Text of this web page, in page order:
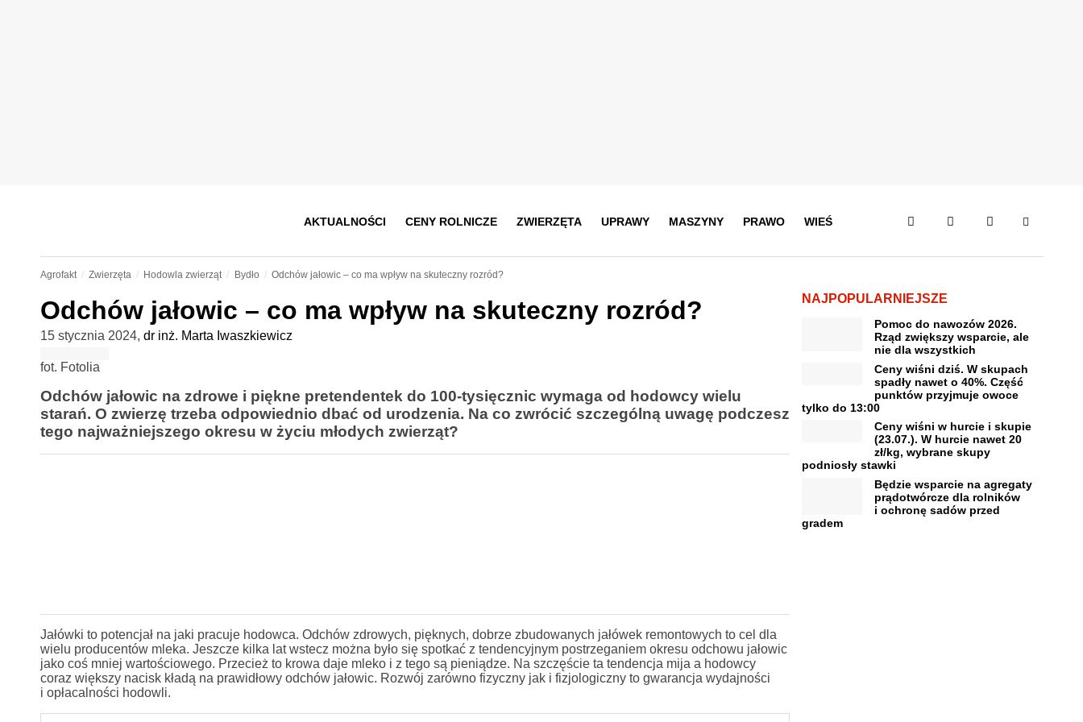
AKTUALNOŚCI CENY ROLNICZE ZWIERZĘTA UPRAWY MASZYNY PRAWO WIEŚ
Agrofakt Zwierzęta Hodowla zwierząt Bydło Odchów jałowic – co ma wpływ na skuteczny rozród?
Odchów jałowic – co ma wpływ na skuteczny rozród?
15 stycznia 2024, dr inż. Marta Iwaszkiewicz
fot. Fotolia
Odchów jałowic na zdrowe i piękne pretendentek do 100-tysięcznic wymaga od hodowcy wielu
starań. O zwierzę trzeba odpowiednio dbać od urodzenia. Na co zwrócić szczególną uwagę podczesz
tego najważniejszego okresu w życiu młodych zwierząt?
Jałówki to potencjał na jaki pracuje hodowca. Odchów zdrowych, pięknych, dobrze zbudowanych jałówek remontowych to cel dla
wielu producentów mleka. Jeszcze kilka lat wstecz można było się spotkać z tendencyjnym postrzeganiem okresu odchowu jałowic
jako coś mniej wartościowego. Przecież to krowa daje mleko i z tego są pieniądze. Na szczęście ta tendencja mija a hodowcy
coraz większy nacisk kładą na prawidłowy odchów jałowic. Rozwój zarówno fizyczny jak i fizjologiczny to gwarancja wydajności
i opłacalności hodowli.
NAJPOPULARNIEJSZE
Pomoc do nawozów 2026.
Rząd zwiększy wsparcie, ale
nie dla wszystkich
Ceny wiśni dziś. W skupach
spadły nawet o 40%. Część
punktów przyjmuje owoce
tylko do 13:00
Ceny wiśni w hurcie i skupie
(23.07.). W hurcie nawet 20
zł/kg, wybrane skupy
podniosły stawki
Będzie wsparcie na agregaty
prądotwórcze dla rolników
i ochronę sadów przed
gradem